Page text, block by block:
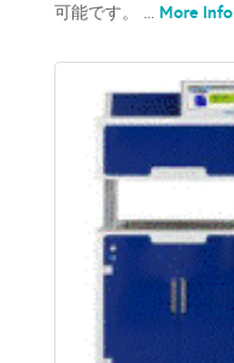
可能です。 ... More Info